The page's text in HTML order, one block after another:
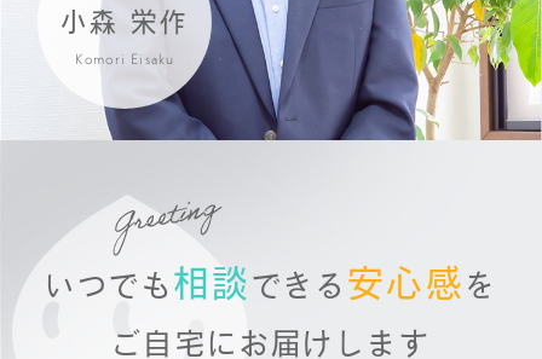
いつでも 相談 できる 安心感 を
ご自宅にお届けします
小森 栄作
Komori Eisaku